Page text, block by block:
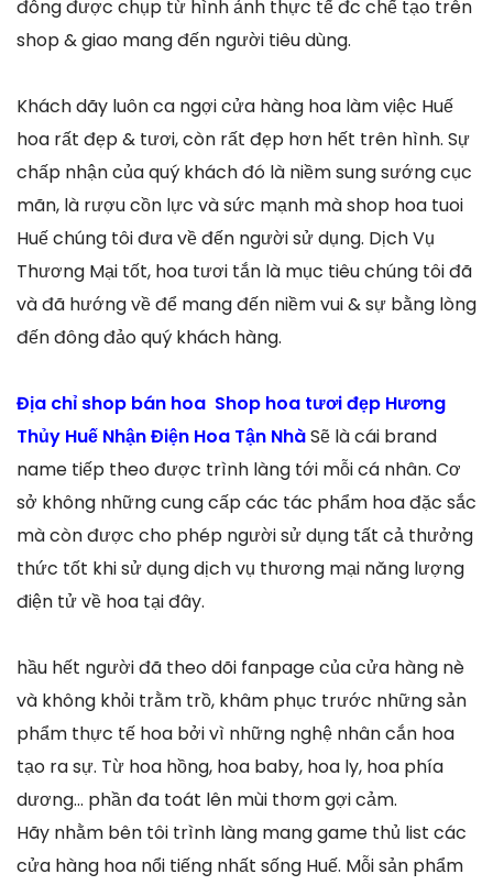
đông được chụp từ hình ảnh thực tế đc chế tạo trên
shop & giao mang đến người tiêu dùng.
Khách dãy luôn ca ngợi cửa hàng hoa làm việc Huế
hoa rất đẹp & tươi, còn rất đẹp hơn hết trên hình. Sự
chấp nhận của quý khách đó là niềm sung sướng cục
mãn, là rượu cồn lực và sức mạnh mà shop hoa tuoi
Huế chúng tôi đưa về đến người sử dụng. Dịch Vụ
Thương Mại tốt, hoa tươi tắn là mục tiêu chúng tôi đã
và đã hướng về để mang đến niềm vui & sự bằng lòng
đến đông đảo quý khách hàng.
Địa chỉ shop bán hoa Shop hoa tươi đẹp Hương
Thủy Huế Nhận Điện Hoa Tận NhàSẽ là cái brand
name tiếp theo được trình làng tới mỗi cá nhân. Cơ
sở không những cung cấp các tác phẩm hoa đặc sắc
mà còn được cho phép người sử dụng tất cả thưởng
thức tốt khi sử dụng dịch vụ thương mại năng lượng
điện tử về hoa tại đây.
hầu hết người đã theo dõi fanpage của cửa hàng nè
và không khỏi trằm trồ, khâm phục trước những sản
phẩm thực tế hoa bởi vì những nghệ nhân cắn hoa
tạo ra sự. Từ hoa hồng, hoa baby, hoa ly, hoa phía
dương… phần đa toát lên mùi thơm gợi cảm.
Hãy nhằm bên tôi trình làng mang game thủ list các
cửa hàng hoa nổi tiếng nhất sống Huế. Mỗi sản phẩm